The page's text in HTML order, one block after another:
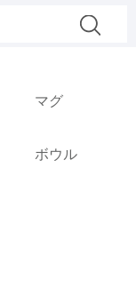
マグ
ボウル